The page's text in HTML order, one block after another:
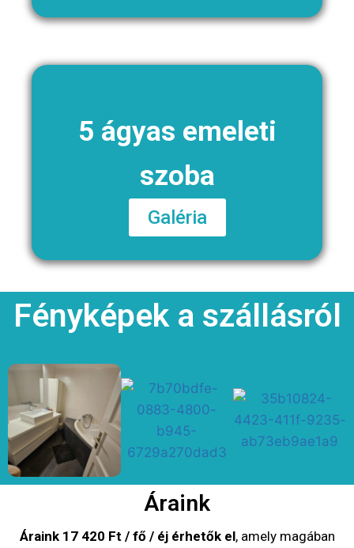
5 ágyas emeleti
szoba
Galéria
Fényképek a szállásról
Áraink
Áraink 17 420 Ft / fő / éj érhetők el, amely magában